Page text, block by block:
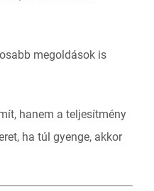
megoldások is
hanem a teljesítmény
ha túl gyenge, akkor